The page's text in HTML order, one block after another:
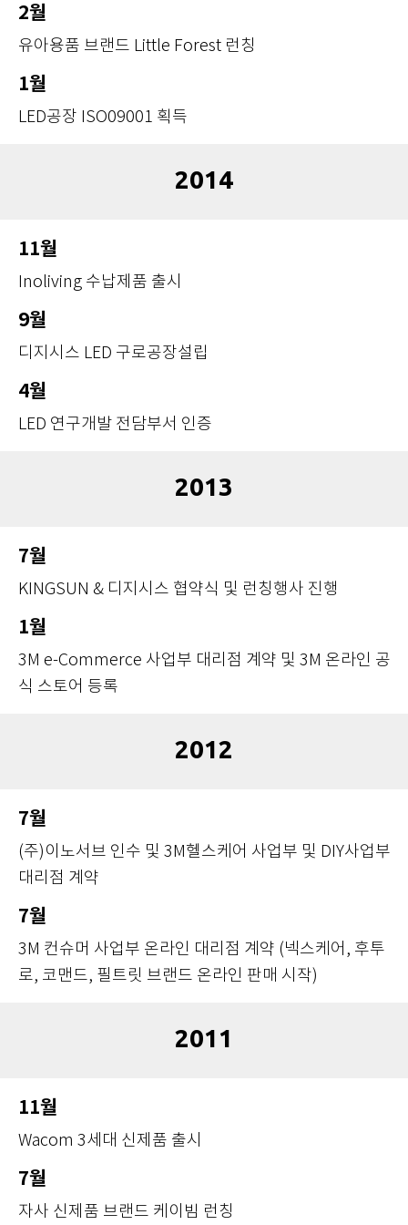
2월
유아용품 브랜드 Little Forest 런칭
1월
LED공장 ISO09001 획득
2014
11월
Inoliving 수납제품 출시
9월
디지시스 LED 구로공장설립
4월
LED 연구개발 전담부서 인증
2013
7월
KINGSUN & 디지시스 협약식 및 런칭행사 진행
1월
3M e-Commerce 사업부 대리점 계약 및 3M 온라인 공
식 스토어 등록
2012
7월
(주)이노서브 인수 및 3M헬스케어 사업부 및 DIY사업부
대리점 계약
7월
3M 컨슈머 사업부 온라인 대리점 계약 (넥스케어, 후투
로, 코맨드, 필트릿 브랜드 온라인 판매 시작)
2011
11월
Wacom 3세대 신제품 출시
7월
자사 신제품 브랜드 케이빔 런칭